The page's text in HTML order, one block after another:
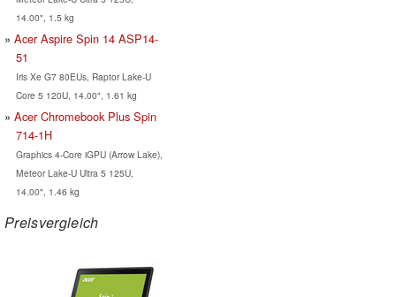
14.00", 1.5 kg
Acer Aspire Spin 14 ASP14-
51
Iris Xe G7 80EUs, Raptor Lake-U
Core 5 120U, 14.00", 1.61 kg
Acer Chromebook Plus Spin
714-1H
Graphics 4-Core iGPU (Arrow Lake),
Meteor Lake-U Ultra 5 125U,
14.00", 1.46 kg
Preisvergleich